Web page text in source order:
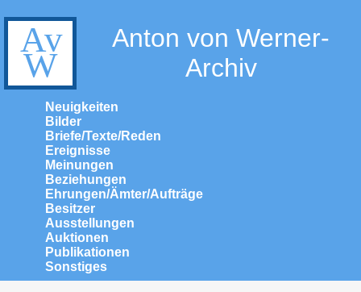
Anton von Werner-
Archiv
Neuigkeiten
Bilder
Briefe/Texte/Reden
Ereignisse
Meinungen
Beziehungen
Ehrungen/Ämter/Aufträge
Besitzer
Ausstellungen
Auktionen
Publikationen
Sonstiges